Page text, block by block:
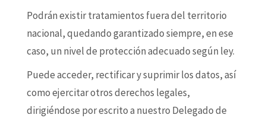
Podrán existir tratamientos fuera del territorio
nacional, quedando garantizado siempre, en ese
caso, un nivel de protección adecuado según ley.
Puede acceder, rectificar y suprimir los datos, así
como ejercitar otros derechos legales,
dirigiéndose por escrito a nuestro Delegado de